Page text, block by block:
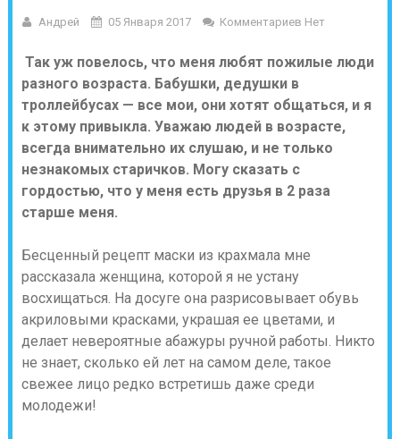
Андрей 05 Января 2017 Комментариев Нет
Так уж повелось, что меня любят пожилые люди
разного возраста. Бабушки, дедушки в
троллейбусах — все мои, они хотят общаться, и я
к этому привыкла. Уважаю людей в возрасте,
всегда внимательно их слушаю, и не только
незнакомых старичков. Могу сказать с
гордостью, что у меня есть друзья в 2 раза
старше меня.
Бесценный рецепт маски из крахмала мне
рассказала женщина, которой я не устану
восхищаться. На досуге она разрисовывает обувь
акриловыми красками, украшая ее цветами, и
делает невероятные абажуры ручной работы. Никто
не знает, сколько ей лет на самом деле, такое
свежее лицо редко встретишь даже среди
молодежи!